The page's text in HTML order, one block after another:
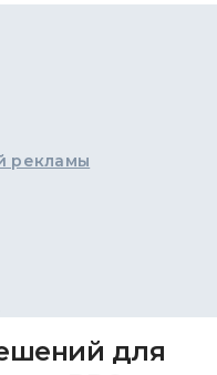
рекламы
для